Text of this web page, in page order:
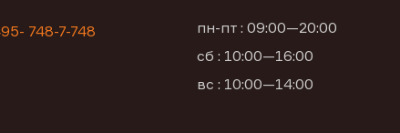
748-7-748
пн-пт : 09:00—20:00
сб : 10:00—16:00
вс : 10:00—14:00